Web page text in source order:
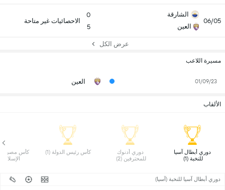
06/05
الشارقة
العين
0
5
الاحصائيات غير متاحة
عرض الكل
مسيرة اللاعب
01/09/23 العين
الألقاب
للنخبة (1)
للمحترفين (2)
كأس رئيس الدولة (1)
الإسلامي
دوري أبطال آسيا للنخبة (آسيا)